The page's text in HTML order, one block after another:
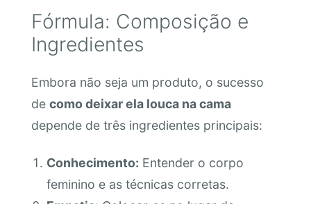
Fórmula: Composição e
Ingredientes
Embora não seja um produto, o sucesso
de como deixar ela louca na cama
depende de três ingredientes principais:
Conhecimento: Entender o corpo
feminino e as técnicas corretas.